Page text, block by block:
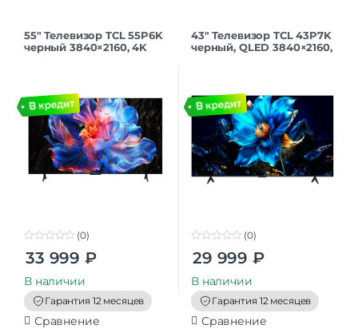
55″ Телевизор TCL 55P6K
черный 3840×2160, 4K
o
t
o
f
5
(0)
33 999 ₽
В наличии
Гарантия 12 месяцев
Сравнение
43″ Телевизор TCL 43P7K
черный, QLED 3840×2160,
o
t
o
f
5
(0)
29 999 ₽
В наличии
Гарантия 12 месяцев
Сравнение